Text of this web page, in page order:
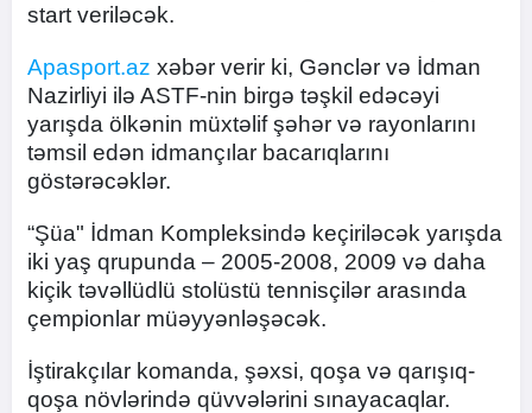
start veriləcək.
Apasport.az xəbər verir ki, Gənclər və İdman
Nazirliyi ilə ASTF-nin birgə təşkil edəcəyi
yarışda ölkənin müxtəlif şəhər və rayonlarını
təmsil edən idmançılar bacarıqlarını
göstərəcəklər.
“Şüa" İdman Kompleksində keçiriləcək yarışda
iki yaş qrupunda – 2005-2008, 2009 və daha
kiçik təvəllüdlü stolüstü tennisçilər arasında
çempionlar müəyyənləşəcək.
İştirakçılar komanda, şəxsi, qoşa və qarışıq-
qoşa növlərində qüvvələrini sınayacaqlar.